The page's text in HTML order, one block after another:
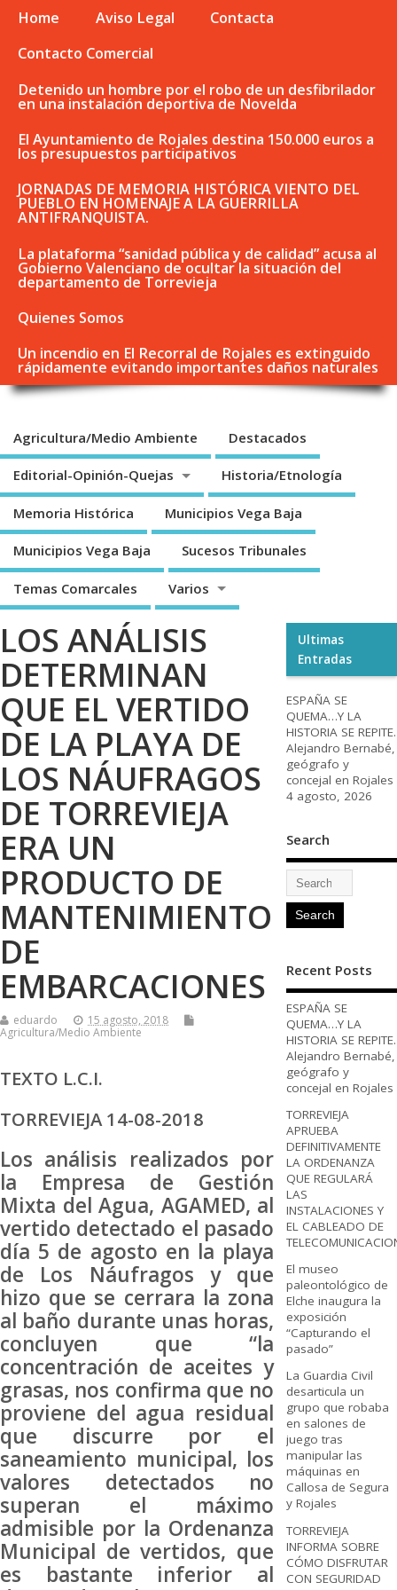
Home Aviso Legal
Contacta
Contacto Comercial
Detenido un hombre por el robo de un desfibrilador
en una instalación deportiva de Novelda
El Ayuntamiento de Rojales destina 150.000 euros a
los presupuestos participativos
JORNADAS DE MEMORIA HISTÓRICA VIENTO DEL
PUEBLO EN HOMENAJE A LA GUERRILLA
ANTIFRANQUISTA.
La plataforma “sanidad pública y de calidad” acusa al
Gobierno Valenciano de ocultar la situación del
departamento de Torrevieja
Quienes Somos
Un incendio en El Recorral de Rojales es extinguido
rápidamente evitando importantes daños naturales
Agricultura/Medio Ambiente Destacados
Editorial-Opinión-Quejas Historia/Etnología
Memoria Histórica Municipios Vega Baja
Municipios Vega Baja Sucesos Tribunales
Temas Comarcales Varios
LOS ANÁLISIS
DETERMINAN
QUE EL VERTIDO
DE LA PLAYA DE
LOS NÁUFRAGOS
DE TORREVIEJA
ERA UN
PRODUCTO DE
MANTENIMIENTO
DE
EMBARCACIONES
eduardo
15 agosto, 2018
Agricultura/Medio Ambiente
TEXTO L.C.I.
TORREVIEJA 14-08-2018
Los análisis realizados por
la Empresa de Gestión
Mixta del Agua, AGAMED, al
vertido detectado el pasado
día 5 de agosto en la playa
de Los Náufragos y que
hizo que se cerrara la zona
al baño durante unas horas,
concluyen que “la
concentración de aceites y
grasas, nos confirma que no
proviene del agua residual
que discurre por el
saneamiento municipal, los
valores detectados no
superan el máximo
admisible por la Ordenanza
Municipal de vertidos, que
es bastante inferior al
Ultimas
Entradas
ESPAÑA SE
QUEMA…Y LA
HISTORIA SE REPITE.
Alejandro Bernabé,
geógrafo y
concejal en Rojales
4 agosto, 2026
Search
Recent Posts
ESPAÑA SE
QUEMA…Y LA
HISTORIA SE REPITE.
Alejandro Bernabé,
geógrafo y
concejal en Rojales
TORREVIEJA
APRUEBA
DEFINITIVAMENTE
LA ORDENANZA
QUE REGULARÁ
LAS
INSTALACIONES Y
EL CABLEADO DE
El museo
paleontológico de
Elche inaugura la
exposición
“Capturando el
pasado”
La Guardia Civil
desarticula un
grupo que robaba
en salones de
juego tras
manipular las
máquinas en
Callosa de Segura
y Rojales
TORREVIEJA
INFORMA SOBRE
CÓMO DISFRUTAR
CON SEGURIDAD